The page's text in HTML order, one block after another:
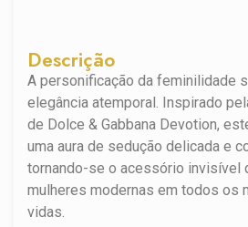
Descrição
A personificação da feminilidade
elegância atemporal. Inspirado
de Dolce & Gabbana Devotion,
uma aura de sedução delicada e
tornando-se o acessório invisível
mulheres modernas em todos os
vidas.